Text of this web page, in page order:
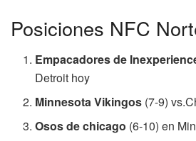
Posiciones NFC
Empacadores de
Detroit hoy
MinnesotaVikingos (7-9)
Osos de chicago (6-10) en